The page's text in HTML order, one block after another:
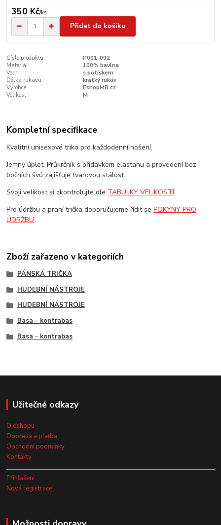
350 Kč/ks
Přidat do košíku
Číslo produktu:
P001-092
Materiál:
100% bavlna
Vzor:
s potiskem
Délka rukávu:
krátký rukáv
Výrobce:
EshopMB.cz
Velikost:
M
Kompletní specifikace
Kvalitní unisexové triko pro každodenní nošení.
Jemný úplet. Průkrčník s přídavkem elastanu a provedení bez
bočních švů zajišťuje tvarovou stálost.
Svoji velikost si zkontrolujte dle TABULKY VELIKOSTÍ
Pro údržbu a praní trička doporučujeme řídit sePOKYNY PRO
ÚDRŽBU
Zboží zařazeno v kategoriích
PÁNSKÁ TRIČKA
HUDEBNÍ NÁSTROJE
HUDEBNÍ NÁSTROJE
Basa - kontrabas
Basa - kontrabas
Užitečné odkazy
O eshopu
Doprava a platba
Obchodní podmínky
Kontakty
Přihlášení
Nová registrace